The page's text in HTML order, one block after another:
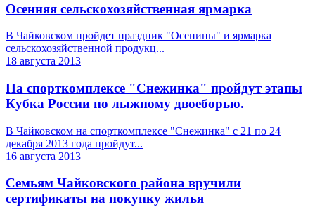
Осенняя сельскохозяйственная ярмарка
В Чайковском пройдет праздник "Осенины" и ярмарка
сельскохозяйственной продукц...
18 августа 2013
На спорткомплексе "Снежинка" пройдут этапы
Кубка России по лыжному двоеборью.
В Чайковском на спорткомплексе "Снежинка" с 21 по 24
декабря 2013 года пройдут...
16 августа 2013
Семьям Чайковского района вручили
сертификаты на покупку жилья